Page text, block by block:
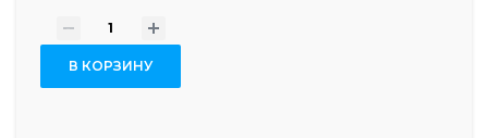
- +
В КОРЗИНУ